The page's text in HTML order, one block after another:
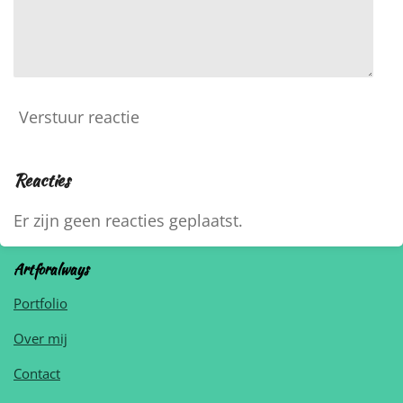
Verstuur reactie
Reacties
Er zijn geen reacties geplaatst.
Artforalways
Portfolio
Over mij
Contact